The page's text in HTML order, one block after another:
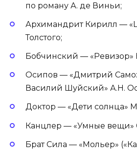
по роману А. де Виньи;
Архимандрит Кирилл —
Толстого;
Бобчинский — «Ревизор»
Осипов — «Дмитрий
Василий Шуйский» А.Н.
Доктор — «Дети солнца»
Канцлер — «Умные вещи»
Брат Сила — «Мольер»